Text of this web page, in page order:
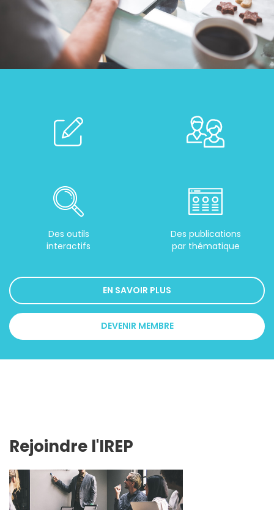
Des outils
interactifs
Des publications
par thématique
EN SAVOIR PLUS
DEVENIR MEMBRE
Rejoindre l'IREP